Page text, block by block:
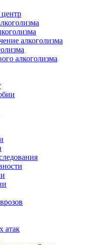
алкоголизма
алкоголизма
атак